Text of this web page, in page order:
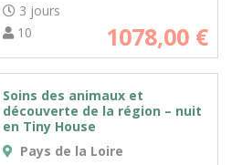
3 jours
10
1078,00 €
Soins des animaux et
découverte de la région – nuit
en Tiny House
Pays de la Loire